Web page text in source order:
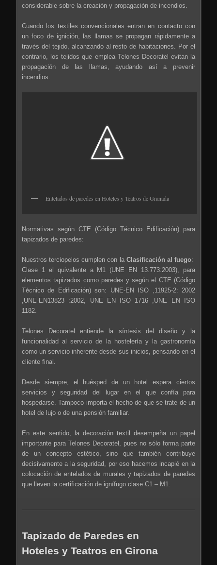
considerable sobre la creación y propagación de incendios.
Cuando los textiles convencionales entran en contacto con
un foco de ignición, las llamas se propagan rápidamente a
través del tejido, alcanzando al resto de habitaciones. Por el
contrario, los tejidos que emplea Telones Decoratel evitan la
propagación de las llamas, ayudando así a prevenir
incendios.
Entelados de paredes en Hoteles y Teatros de Granada
Normativas según CTE (Código Técnico Edificación) para
tapizados de paredes:
Nuestros terciopelos cumplen con la Clasificación al fuego:
Clase 1 el quivalente a M1 (UNE EN 13.773:2003), para
elementos tapizados como paredes y según el CTE (Código
Técnico de Edificación) son: UNE-EN ISO ,11925-2: 2002
,UNE-EN13823 :2002, UNE EN ISO 1716 ,UNE EN ISO
1182.
Telones Decoratel entiende la síntesis del diseño y la
funcionalidad al servicio de la hostelería y la gastronomía
como un servicio inherente desde sus inicios, pensando en el
cliente final.
Desde siempre, el huésped de un hotel espera ciertos
servicios y seguridad del lugar en el que confía para
hospedarse. Tampoco importa el hecho de que se trate de un
hotel de lujo o de una pensión familiar.
En este sentido, la decoración textil desempeña un papel
importante para Telones Decoratel, pues no sólo forma parte
de un concepto estético, sino que también contribuye
decisivamente a la seguridad, por eso hacemos incapié en la
colocación de entelados de murales y tapizados de paredes
que lleven la certificación de ignífugo clase C1 – M1.
Tapizado de Paredes en
Hoteles y Teatros en Girona